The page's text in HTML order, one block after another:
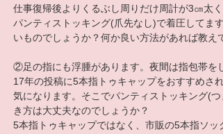
仕事復帰後よりくるぶし周りだけ周計が3㎝太
パンティストッキング(爪先なし)で着圧してま
いものでしょうか？何か良い方法があれば教え
②足の指にも浮腫があります。夜間は指包帯を
17年の投稿に5本指トゥキャップをおすすめさ
気になります。そこでパンティストッキング(
き方は大丈夫なのでしょうか？
5本指トゥキャップではなく、市販の5本指ソ